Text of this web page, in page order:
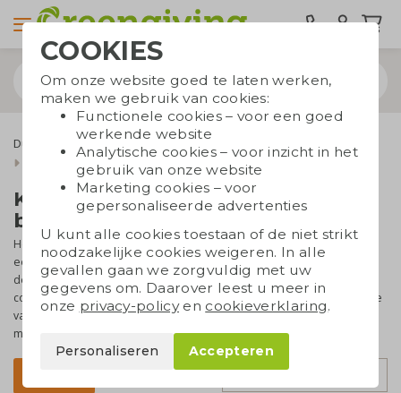
Duurzame tassen Draagtassen
Katoenen tassen
Full colour katoenen tassen
Katoenen tassen full colour
bedrukken
Heb je een logo met meer dan vier kleuren of kleurverloop? Wil je
een foto bedrukken op een tas? Dan is een full colour bedrukking
de beste optie. De tassen in deze collectie kunnen allemaal full
colour worden bedrukt, op zowel de voor- als achterkant. Daarmee
valt je bedrijf zeker op. Heb je vragen of wil je dat we even
meedenken? Wij helpen je graag!
Sorteer op
COOKIES
Om onze website goed te laten werken,
maken we gebruik van cookies:
Functionele cookies – voor een goed
werkende website
Analytische cookies – voor inzicht in het
gebruik van onze website
Marketing cookies – voor
gepersonaliseerde advertenties
U kunt alle cookies toestaan of de niet strikt
noodzakelijke cookies weigeren. In alle
gevallen gaan we zorgvuldig met uw
gegevens om. Daarover leest u meer in
onze privacy-policyen cookieverklaring.
Personaliseren Accepteren